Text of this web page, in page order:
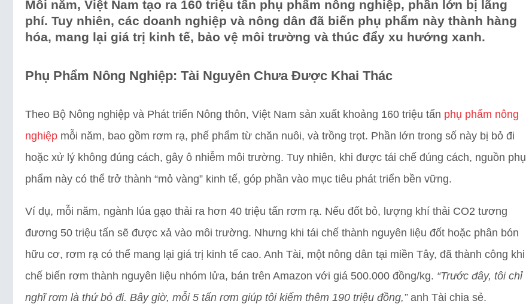
Mỗi năm, Việt Nam tạo ra 160 triệu tấn phụ phẩm nông nghiệp, phần lớn bị lãng
phí. Tuy nhiên, các doanh nghiệp và nông dân đã biến phụ phẩm này thành hàng
hóa, mang lại giá trị kinh tế, bảo vệ môi trường và thúc đẩy xu hướng xanh.
Phụ Phẩm Nông Nghiệp: Tài Nguyên Chưa Được Khai Thác
Theo Bộ Nông nghiệp và Phát triển Nông thôn, Việt Nam sản xuất khoảng 160 triệu tấn phụ phẩm nông
nghiệp mỗi năm, bao gồm rơm rạ, phế phẩm từ chăn nuôi, và trồng trọt. Phần lớn trong số này bị bỏ đi
hoặc xử lý không đúng cách, gây ô nhiễm môi trường. Tuy nhiên, khi được tái chế đúng cách, nguồn phụ
phẩm này có thể trở thành “mỏ vàng” kinh tế, góp phần vào mục tiêu phát triển bền vững.
Ví dụ, mỗi năm, ngành lúa gạo thải ra hơn 40 triệu tấn rơm rạ. Nếu đốt bỏ, lượng khí thải CO2 tương
đương 50 triệu tấn sẽ được xả vào môi trường. Nhưng khi tái chế thành nguyên liệu đốt hoặc phân bón
hữu cơ, rơm rạ có thể mang lại giá trị kinh tế cao. Anh Tài, một nông dân tại miền Tây, đã thành công khi
chế biến rơm thành nguyên liệu nhóm lửa, bán trên Amazon với giá 500.000 đồng/kg. “Trước đây, tôi chỉ
nghĩ rơm là thứ bỏ đi. Bây giờ, mỗi 5 tấn rơm giúp tôi kiếm thêm 190 triệu đồng,”anh Tài chia sẻ.